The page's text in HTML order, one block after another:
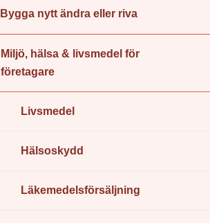
Bygga nytt ändra eller riva
Miljö, hälsa & livsmedel för
företagare
Livsmedel
Hälsoskydd
Läkemedelsförsäljning